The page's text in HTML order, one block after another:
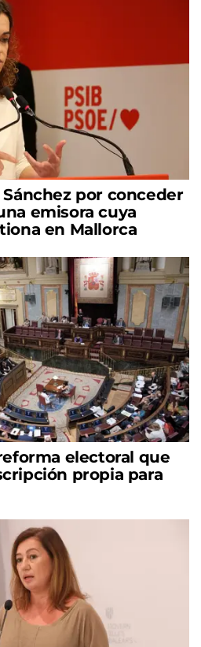
por conceder
emisora cuya
en Mallorca
electoral que
propia para